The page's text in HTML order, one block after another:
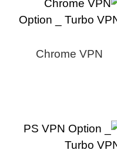
Chrome VPN